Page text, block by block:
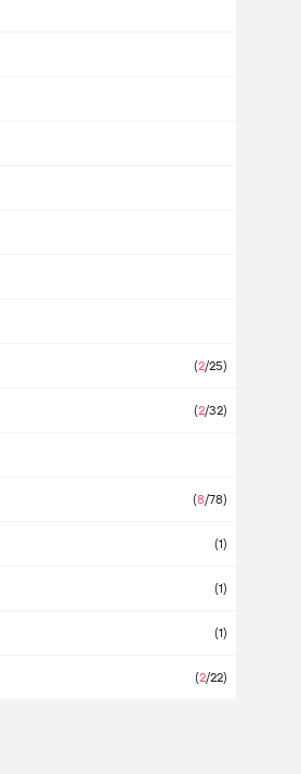
(2/25)
(2/32)
(8/78)
(1)
(1)
(1)
(2/22)